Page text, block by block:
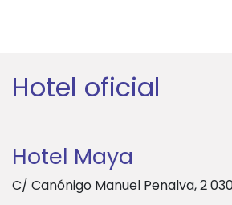
Hotel oficial
Hotel Maya
C/ Canónigo Manuel Penalva, 2